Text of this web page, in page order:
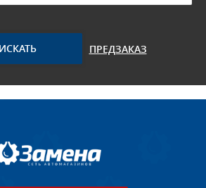
ПРЕДЗАКАЗ